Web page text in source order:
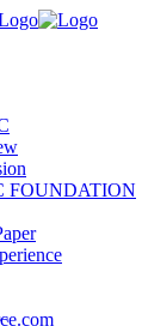
FOUNDATION